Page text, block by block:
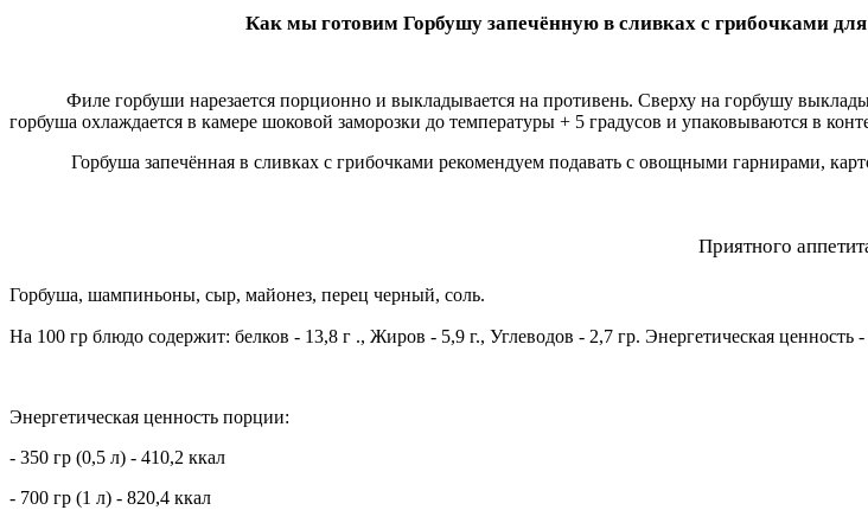
Как мы готовим Горбушу запечённую в сливках с грибочками
Филе горбуши нарезается порционно и выкладывается на противень. Сверху на горбушу
горбуша охлаждается в камере шоковой заморозки до температуры + 5 градусов и упаковываются в
Горбуша запечённая в сливках с грибочками рекомендуем подавать с овощными гарнирами,
Приятного
Горбуша, шампиньоны, сыр, майонез, перец черный, соль.
На 100 гр блюдо содержит: белков - 13,8 г ., Жиров - 5,9 г., Углеводов - 2,7 гр. Энергетическая ценность -
Энергетическая ценность порции:
- 350 гр (0,5 л) - 410,2 ккал
- 700 гр (1 л) - 820,4 ккал